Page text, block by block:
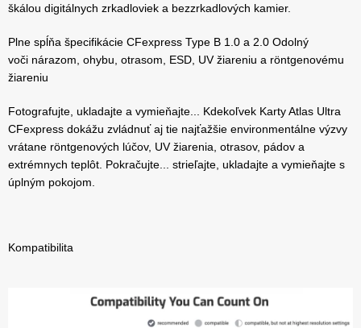
škálou digitálnych zrkadloviek a bezzrkadlových kamier.
Plne spĺňa špecifikácie CFexpress Type B 1.0 a 2.0 Odolný
voči nárazom, ohybu, otrasom, ESD, UV žiareniu a röntgenovému
žiareniu
Fotografujte, ukladajte a vymieňajte... Kdekoľvek Karty Atlas Ultra
CFexpress dokážu zvládnuť aj tie najťažšie environmentálne výzvy
vrátane röntgenových lúčov, UV žiarenia, otrasov, pádov a
extrémnych teplôt. Pokračujte... strieľajte, ukladajte a vymieňajte s
úplným pokojom.
Kompatibilita